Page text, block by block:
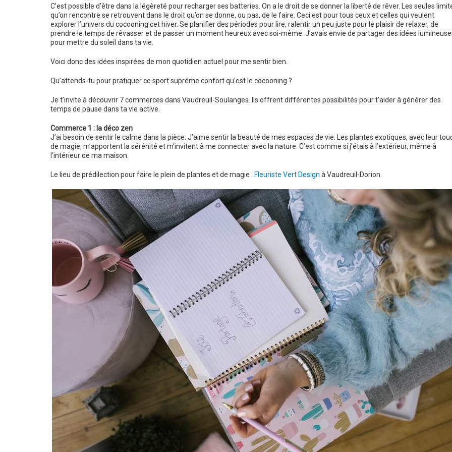
C’est possible d’être dans la légèreté pour recharger ses batteries. On a le droit de se donner la liberté de rêver. Les seules
qu’on rencontre se retrouvent dans le droit qu’on se donne, ou pas, de le faire. Ceci est pour tous ceux et celles qui veulent
explorer l’univers du cocooning cet hiver. Se planifier des périodes pour lire, ralentir un peu juste pour le plaisir de relaxer, de
prendre le temps de rêvasser et de passer un moment heureux avec soi-même. J’avais envie de partager des idées
pour mettre du soleil dans ta vie.
Voici donc des idées inspirées de mon quotidien actuel pour me sentir bien.
Qu’attends-tu pour pratiquer ce sport suprême confort qu’est le cocooning ?
Je t’invite à découvrir 7 commerces dans Vaudreuil-Soulanges. Ils offrent différentes possibilités pour t’aider à générer des
temps de pause dans ta vie active.
Commerce 1 : la déco zen
J’ai besoin de sentir le calme dans la pièce. J’aime sentir la beauté de mes espaces de vie. Les plantes exotiques, avec leur
de magie, m’apportent la sérénité et m’invitent à me connecter avec la nature. C’est comme si j’étais à l’extérieur, même à
l’intérieur de ma maison.
Le lieu de prédilection pour faire le plein de plantes et de magie : Fleuriste Vert Design à Vaudreuil-Dorion.